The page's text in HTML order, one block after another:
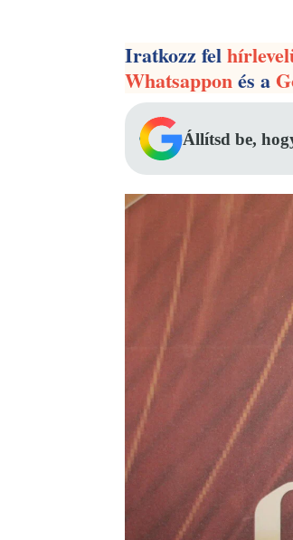
Iratkozz fel
Whatsapponés a
Állítsd be,